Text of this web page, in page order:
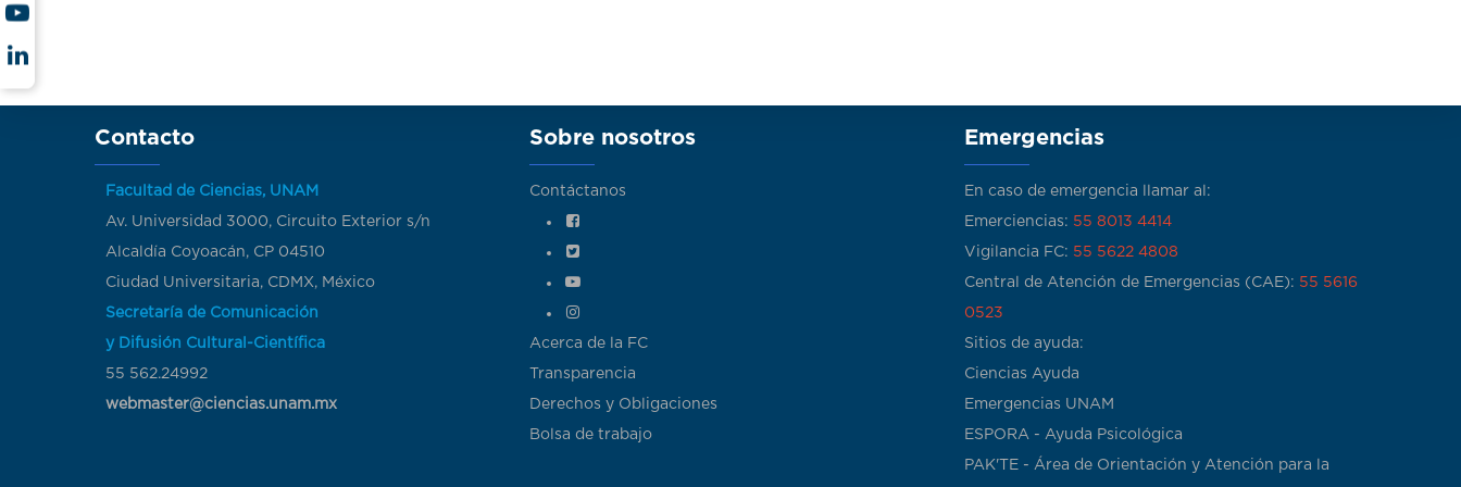
Contacto
Facultad de Ciencias, UNAM
Av. Universidad 3000, Circuito Exterior s/n
Alcaldía Coyoacán, CP 04510
Ciudad Universitaria, CDMX, México
Secretaría de Comunicación
y Difusión Cultural-Científica
55 562.24992
webmaster@ciencias.unam.mx
Sobre nosotros
Contáctanos
Acerca de la FC
Transparencia
Derechos y Obligaciones
Bolsa de trabajo
Emergencias
En caso de emergencia llamar al:
Emerciencias: 55 8013 4414
Vigilancia FC: 55 5622 4808
Central de Atención de Emergencias (CAE): 55 5616
0523
Sitios de ayuda:
Ciencias Ayuda
Emergencias UNAM
ESPORA - Ayuda Psicológica
PAK'TE - Área de Orientación y Atención para la